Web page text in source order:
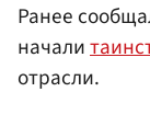
Ранее
начали
отрасли.